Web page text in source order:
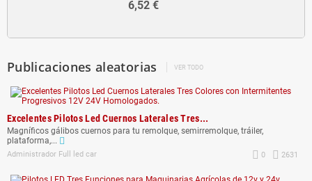
6,52 €
Publicaciones aleatorias VER TODO
Excelentes Pilotos Led Cuernos Laterales Tres...
Magníficos gálibos cuernos para tu remolque, semirremolque, tráiler,
plataforma,...
Administrador Full led car 2631
0